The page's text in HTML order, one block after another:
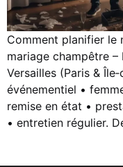
Comment planifier le
mariage champêtre –
Versailles (Paris &
événementiel •
remise en état •
• entretien régulier.